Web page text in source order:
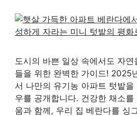
도시의 바쁜 일상 속에서도 자
들을 위한 완벽한 가이드! 2025
서 나만의 유기농 아파트 텃밭
우를 공개합니다. 건강한 채소를
움과 함께, 우리 집 베란다를 싱